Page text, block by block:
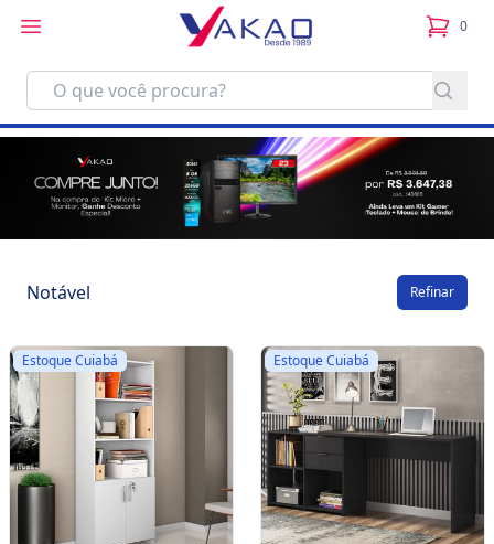
0
itens
Notável Refinar
Estoque Cuiabá Estoque Cuiabá